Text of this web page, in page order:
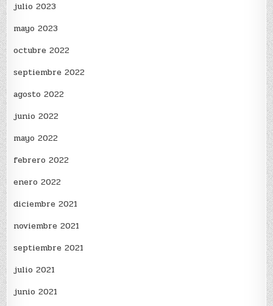
julio 2023
mayo 2023
octubre 2022
septiembre 2022
agosto 2022
junio 2022
mayo 2022
febrero 2022
enero 2022
diciembre 2021
noviembre 2021
septiembre 2021
julio 2021
junio 2021